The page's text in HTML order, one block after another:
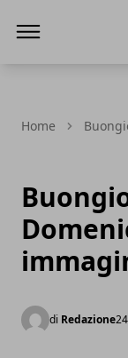
Home
di Redazione